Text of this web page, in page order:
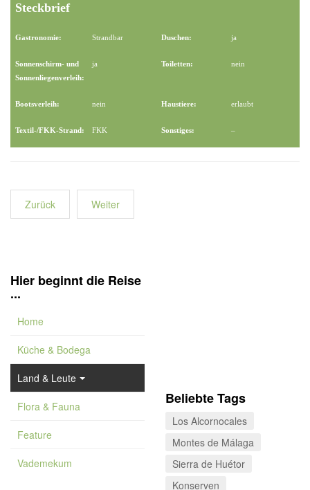
Steckbrief
Gastronomie: Strandbar Duschen: ja
Sonnenschirm- und
Sonnenliegenverleih:
ja Toiletten: nein
Bootsverleih: nein Haustiere: erlaubt
Textil-/FKK-Strand: FKK Sonstiges: –
Zurück Weiter
Hier beginnt die Reise
...
Home
Küche & Bodega
Land & Leute
Flora & Fauna
Feature
Vademekum
Beliebte Tags
Los Alcornocales
Montes de Málaga
Sierra de Huétor
Konserven